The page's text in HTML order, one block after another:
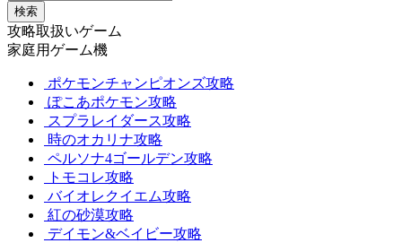
検索
攻略取扱いゲーム
家庭用ゲーム機
ポケモンチャンピオンズ攻略
ぽこあポケモン攻略
スプラレイダース攻略
時のオカリナ攻略
ペルソナ4ゴールデン攻略
トモコレ攻略
バイオレクイエム攻略
紅の砂漠攻略
デイモン&ベイビー攻略